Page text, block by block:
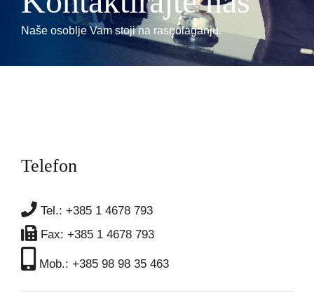
Naše osoblje Vam stoji na raspolaganju.
Telefon
Tel.: +385 1 4678 793
Fax: +385 1 4678 793
Mob.: +385 98 98 35 463